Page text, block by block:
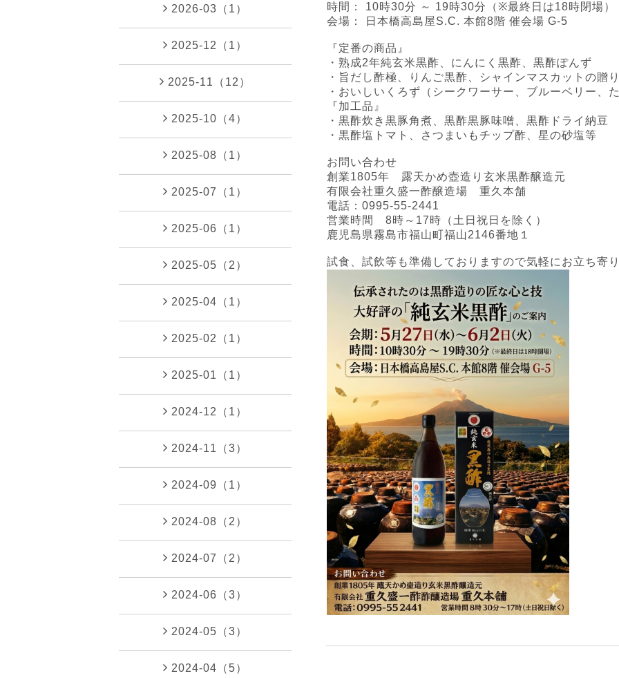
時間：
10時30分 ～ 19時30分（ ※最終日は18時閉場）
会場： 日本橋高島屋S.C. 本館8階 催会場 G-5
『定番の商品』
・熟成2年純玄米黒酢、にんにく黒酢、黒酢ぽんず
・旨だし酢極、りんご黒酢、シャインマスカットの贈
・おいしいくろず（シークワーサー、ブルーベリー、
『加工品』
・黒酢炊き黒豚角煮、黒酢黒豚味噌、黒酢ドライ納豆
・黒酢塩トマト、さつまいもチップ酢、星の砂塩等
お問い合わせ
創業1805年 露天かめ壺造り玄米黒酢醸造元
有限会社重久盛一酢醸造場 重久本舗
電話： 0995-55-2441
営業時間 8時～ 17時（土日祝日を除く）
鹿児島県霧島市福山町福山2146番地１
試食、試飲等も準備しておりますので気軽にお立ち寄り
2026-03（1）
2025-12（1）
2025-11（12）
2025-10（4）
2025-08（1）
2025-07（1）
2025-06（1）
2025-05（2）
2025-04（1）
2025-02（1）
2025-01（1）
2024-12（1）
2024-11（3）
2024-09（1）
2024-08（2）
2024-07（2）
2024-06（3）
2024-05（3）
2024-04（5）